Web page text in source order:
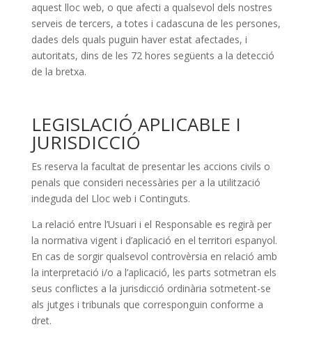
aquest lloc web, o que afecti a qualsevol dels nostres
serveis de tercers, a totes i cadascuna de les persones,
dades dels quals puguin haver estat afectades, i
autoritats, dins de les 72 hores següents a la detecció
de la bretxa.
LEGISLACIÓ APLICABLE I
JURISDICCIÓ
Es reserva la facultat de presentar les accions civils o
penals que consideri necessàries per a la utilització
indeguda del Lloc web i Continguts.
La relació entre l’Usuari i el Responsable es regirà per
la normativa vigent i d’aplicació en el territori espanyol.
En cas de sorgir qualsevol controvèrsia en relació amb
la interpretació i/o a l’aplicació, les parts sotmetran els
seus conflictes a la jurisdicció ordinària sotmetent-se
als jutges i tribunals que corresponguin conforme a
dret.